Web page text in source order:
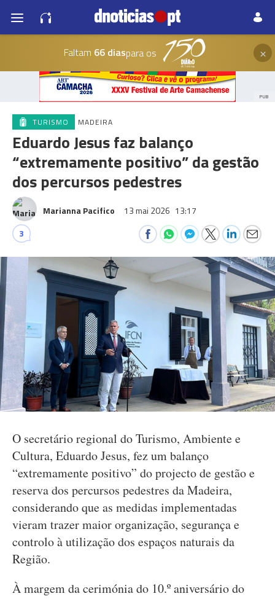
Faltam 66 diaspara os ×
PUB
TURISMO MADEIRA
Eduardo Jesus faz balanço
“extremamente positivo” da gestão
dos percursos pedestres
Marianna Pacifico 13 mai 2026 13:17
3
O secretário regional do Turismo, Ambiente e
Cultura, Eduardo Jesus, fez um balanço
“extremamente positivo” do projecto de gestão e
reserva dos percursos pedestres da Madeira,
considerando que as medidas implementadas
vieram trazer maior organização, segurança e
controlo à utilização dos espaços naturais da
Região.
À margem da cerimónia do 10.º aniversário do